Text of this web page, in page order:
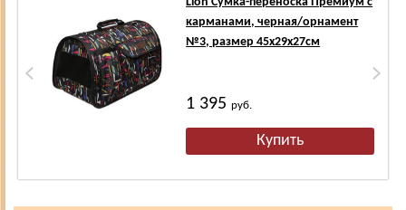
карманами, черная/орнамент
№3, размер 45х29х27см
1 395руб.